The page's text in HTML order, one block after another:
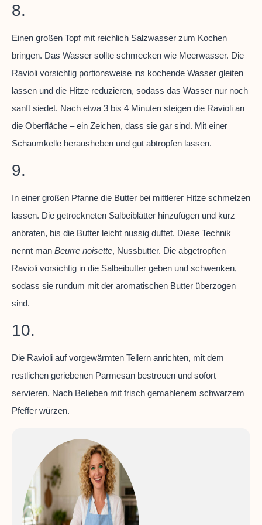
8.
Einen großen Topf mit reichlich Salzwasser zum Kochen
bringen. Das Wasser sollte schmecken wie Meerwasser. Die
Ravioli vorsichtig portionsweise ins kochende Wasser gleiten
lassen und die Hitze reduzieren, sodass das Wasser nur noch
sanft siedet. Nach etwa 3 bis 4 Minuten steigen die Ravioli an
die Oberfläche – ein Zeichen, dass sie gar sind. Mit einer
Schaumkelle herausheben und gut abtropfen lassen.
9.
In einer großen Pfanne die Butter bei mittlerer Hitze schmelzen
lassen. Die getrockneten Salbeiblätter hinzufügen und kurz
anbraten, bis die Butter leicht nussig duftet. Diese Technik
nennt man Beurre noisette, Nussbutter. Die abgetropften
Ravioli vorsichtig in die Salbeibutter geben und schwenken,
sodass sie rundum mit der aromatischen Butter überzogen
sind.
10.
Die Ravioli auf vorgewärmten Tellern anrichten, mit dem
restlichen geriebenen Parmesan bestreuen und sofort
servieren. Nach Belieben mit frisch gemahlenem schwarzem
Pfeffer würzen.